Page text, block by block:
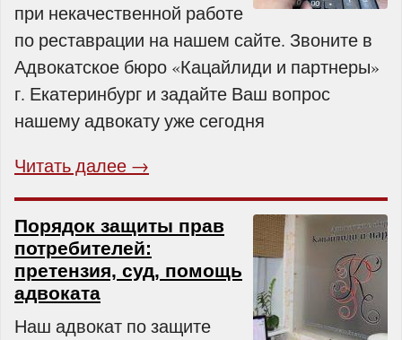
при некачественной работе
по реставрации на нашем сайте. Звоните в
Адвокатское бюро «Кацайлиди и партнеры»
г. Екатеринбург и задайте Ваш вопрос
нашему адвокату уже сегодня
Читать далее →
Порядок защиты прав
потребителей:
претензия, суд, помощь
адвоката
Наш адвокат по защите